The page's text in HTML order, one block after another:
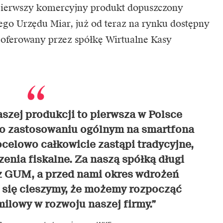
komercyjny produkt dopuszczony
Urzędu Miar, już od teraz na rynku dostępny
przez spółkę Wirtualne Kasy
produkcji to pierwsza w Polsce
zastosowaniu ogólnym na smartfona
całkowicie zastąpi tradycyjne,
fiskalne. Za naszą spółką długi
a przed nami okres wdrożeń
cieszymy, że możemy rozpocząć
w rozwoju naszej firmy.”